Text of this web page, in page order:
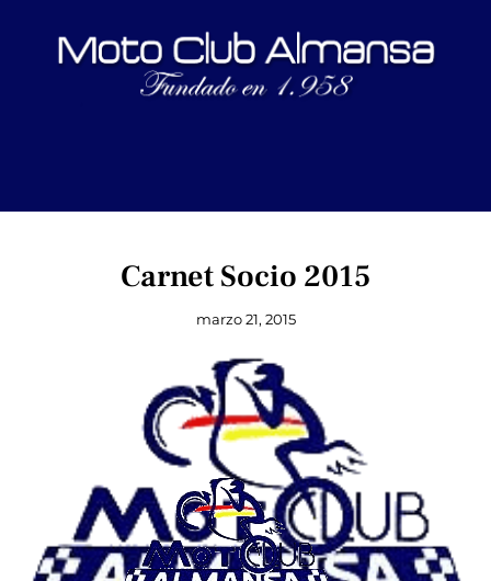
Carnet Socio 2015
marzo 21, 2015